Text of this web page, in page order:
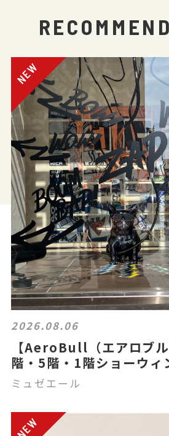
2026.08.06
【AeroBull（エアロブ
階・5階・1階ショーウィ
え☆
ミュゼエール